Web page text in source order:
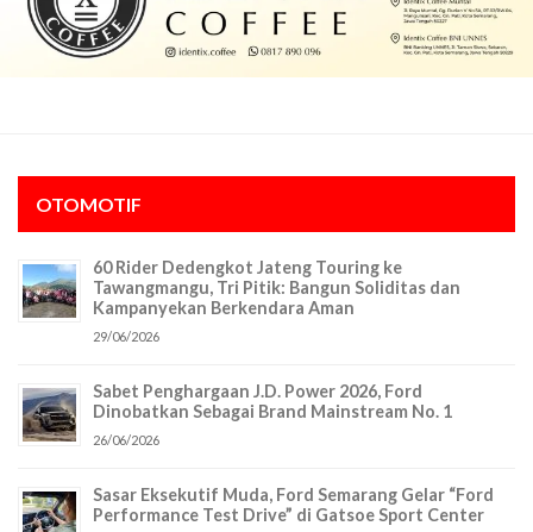
OTOMOTIF
60 Rider Dedengkot Jateng Touring ke
Tawangmangu, Tri Pitik: Bangun Soliditas dan
Kampanyekan Berkendara Aman
29/06/2026
Sabet Penghargaan J.D. Power 2026, Ford
Dinobatkan Sebagai Brand Mainstream No. 1
26/06/2026
Sasar Eksekutif Muda, Ford Semarang Gelar “Ford
Performance Test Drive” di Gatsoe Sport Center